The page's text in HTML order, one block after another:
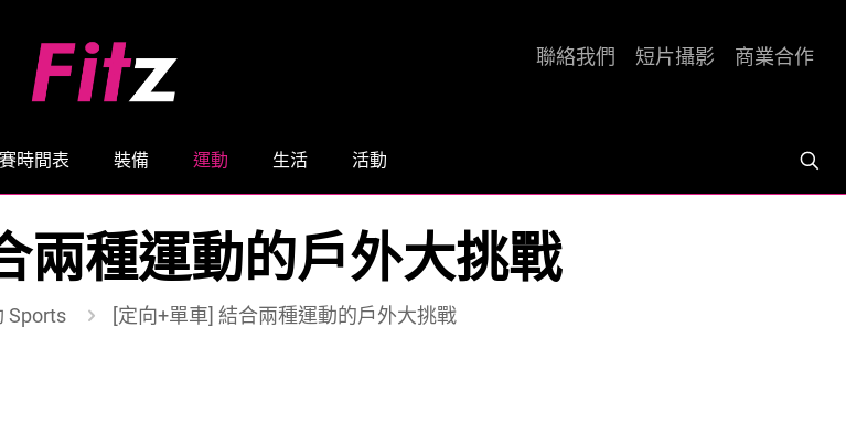
時間表 裝備 運動 生活 活動
聯絡我們 短片攝影 商業合作
兩種運動的戶外大挑戰
Sports [定向+單車] 結合兩種運動的戶外大挑戰